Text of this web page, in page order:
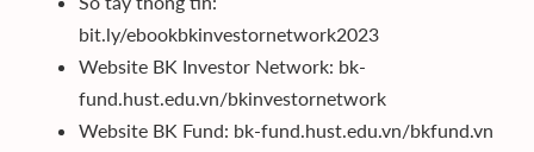
bit.ly/ebookbkinvestornetwork2023
Website BK Investor Network: bk-
fund.hust.edu.vn/bkinvestornetwork
Website BK Fund: bk-fund.hust.edu.vn/bkfund.vn